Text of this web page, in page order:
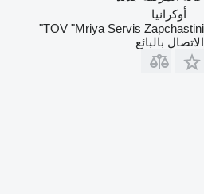
أوكرانيا
TOV "Mriya Servis Zapchastini"
الاتصال بالبائع